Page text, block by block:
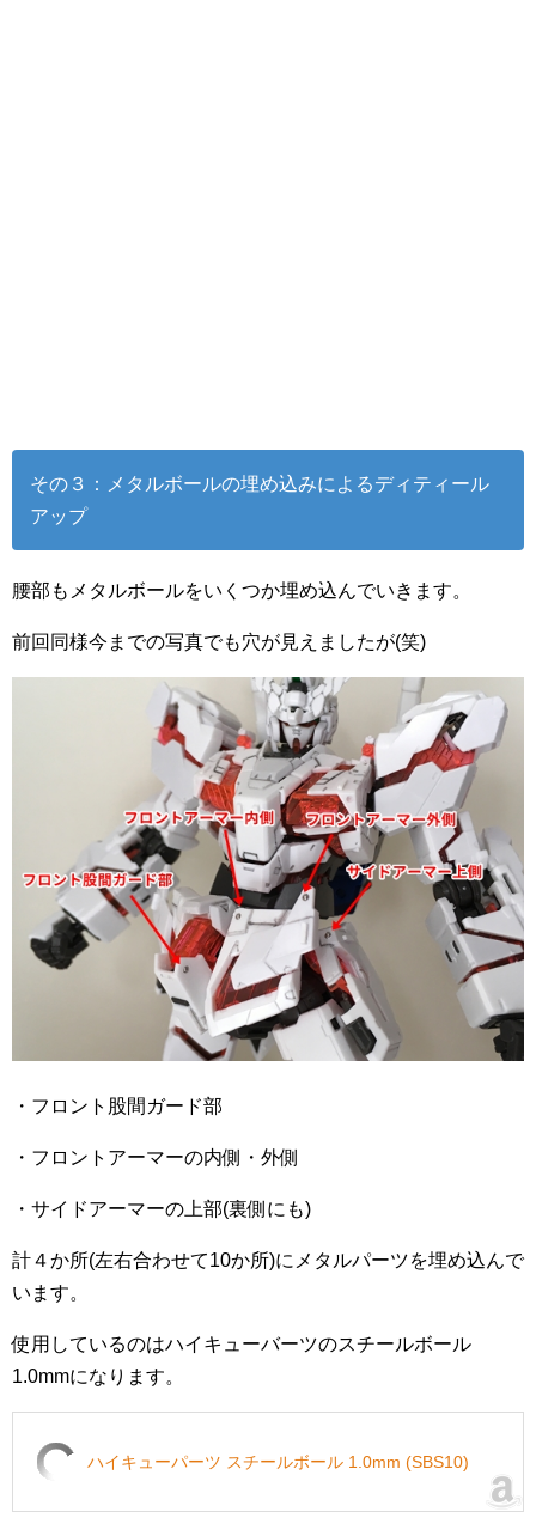
その３：メタルボールの埋め込みによるディティール
アップ
腰部もメタルボールをいくつか埋め込んでいきます。
前回同様今までの写真でも穴が見えましたが(笑)
・フロント股間ガード部
・フロントアーマーの内側・外側
・サイドアーマーの上部(裏側にも)
計４か所(左右合わせて10か所)にメタルパーツを埋め込んで
います。
使用しているのはハイキューバーツのスチールボール
1.0mmになります。
ハイキューパーツ スチールボール 1.0mm (SBS10)